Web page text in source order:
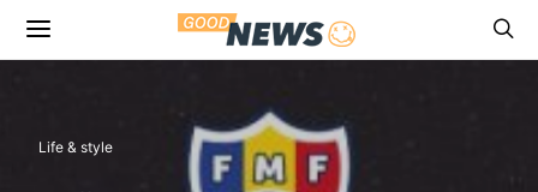
Life & style